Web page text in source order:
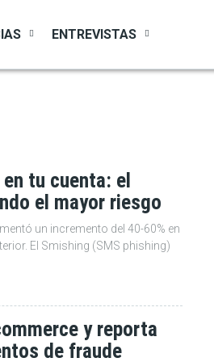
ENTREVISTAS
tu cuenta: el
el mayor riesgo
un incremento del 40-60% en
El Smishing (SMS phishing)
y reporta
de fraude